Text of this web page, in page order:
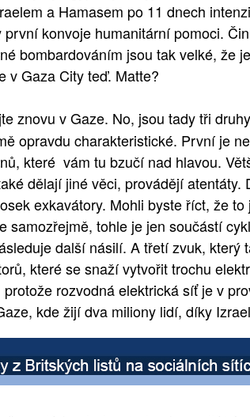
a Hamasem po 11 dnech
první konvoje humanitární pomoci.
bombardováním jsou tak velké, že
v Gaza City teď. Matte?
znovu v Gaze. No, jsou tady tři
opravdu charakteristické. První je
které vám tu bzučí nad hlavou.
dělají jiné věci, provádějí atentáty.
exkavátory. Mohli byste říct, že
samozřejmě, tohle je jen součástí
další násilí. A třetí zvuk, který
které se snaží vytvořit trochu
rozvodná elektrická síť je v
kde žijí dva miliony lidí, díky